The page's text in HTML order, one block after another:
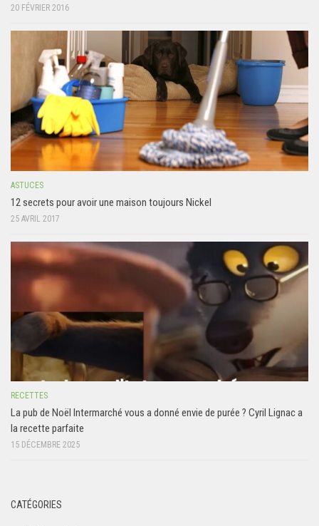
20 FÉVRIER 2016
ASTUCES
12 secrets pour avoir une maison toujours Nickel
25 AVRIL 2017
RECETTES
La pub de Noël Intermarché vous a donné envie de purée ? Cyril Lignac a
la recette parfaite
15 DÉCEMBRE 2025
CATÉGORIES